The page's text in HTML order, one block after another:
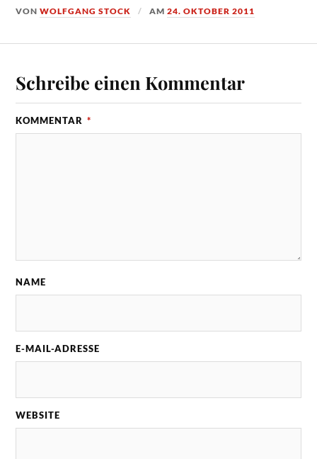
VONWOLFGANG STOCK AM24. OKTOBER 2011
Schreibe einen Kommentar
KOMMENTAR *
NAME
E-MAIL-ADRESSE
WEBSITE